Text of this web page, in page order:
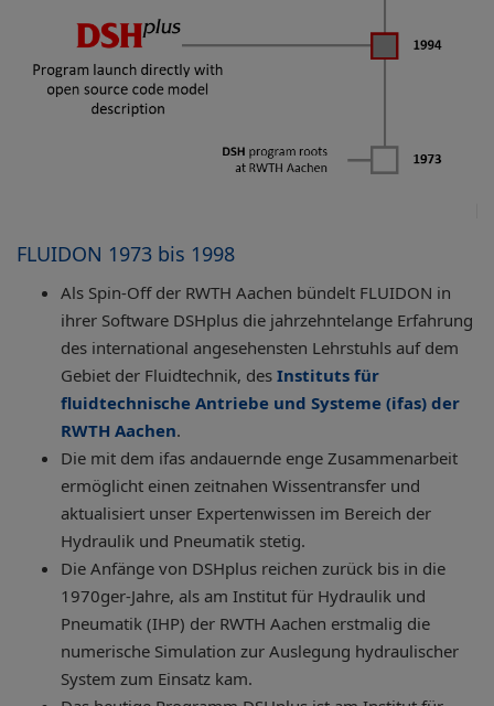
FLUIDON 1973 bis 1998
Als Spin-Off der RWTH Aachen bündelt FLUIDON in
ihrer Software DSHplus die jahrzehntelange Erfahrung
des international angesehensten Lehrstuhls auf dem
Gebiet der Fluidtechnik, des Instituts für
fluidtechnische Antriebe und Systeme (ifas) der
RWTH Aachen.
Die mit dem ifas andauernde enge Zusammenarbeit
ermöglicht einen zeitnahen Wissentransfer und
aktualisiert unser Expertenwissen im Bereich der
Hydraulik und Pneumatik stetig.
Die Anfänge von DSHplus reichen zurück bis in die
1970ger-Jahre, als am Institut für Hydraulik und
Pneumatik (IHP) der RWTH Aachen erstmalig die
numerische Simulation zur Auslegung hydraulischer
System zum Einsatz kam.